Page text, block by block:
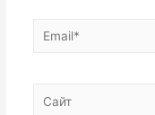
Email*
Сайт